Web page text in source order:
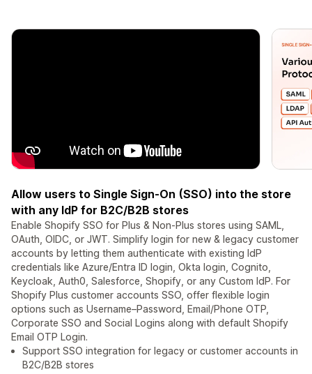
Allow users to Single Sign-On (SSO) into the store
with any IdP for B2C/B2B stores
Enable Shopify SSO for Plus & Non-Plus stores using SAML,
OAuth, OIDC, or JWT. Simplify login for new & legacy customer
accounts by letting them authenticate with existing IdP
credentials like Azure/Entra ID login, Okta login, Cognito,
Keycloak, Auth0, Salesforce, Shopify, or any Custom IdP. For
Shopify Plus customer accounts SSO, offer flexible login
options such as Username–Password, Email/Phone OTP,
Corporate SSO and Social Logins along with default Shopify
Email OTP Login.
Support SSO integration for legacy or customer accounts in
B2C/B2B stores